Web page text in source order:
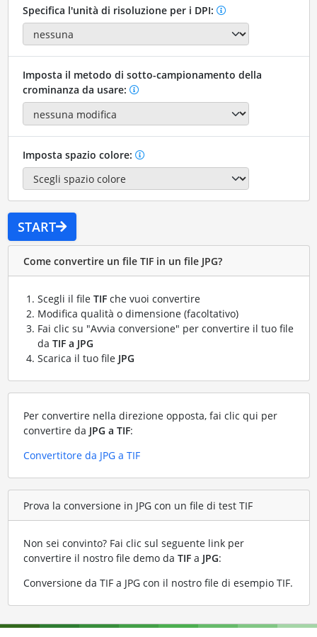
Specifica l'unità di risoluzione per i DPI:
Imposta il metodo di sotto-campionamento della
crominanza da usare:
Imposta spazio colore:
START
Come convertire un file TIF in un file JPG?
Scegli il file TIFche vuoi convertire
Modifica qualità o dimensione (facoltativo)
Fai clic su "Avvia conversione" per convertire il tuo file
da TIF a JPG
Scarica il tuo file JPG
Per convertire nella direzione opposta, fai clic qui per
convertire da JPG a TIF:
Convertitore da JPG a TIF
Prova la conversione in JPG con un file di test TIF
Non sei convinto? Fai clic sul seguente link per
convertire il nostro file demo da TIFa JPG:
Conversione da TIF a JPG con il nostro file di esempio TIF.